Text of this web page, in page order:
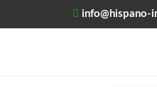
info@hispano-